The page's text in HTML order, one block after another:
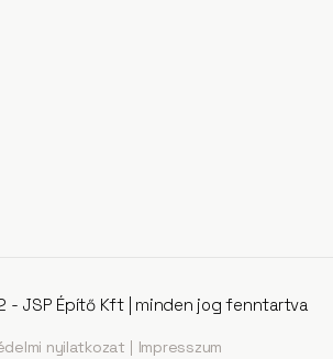
- JSP Építő Kft | minden jog fenntartva
nyilatkozat Impresszum